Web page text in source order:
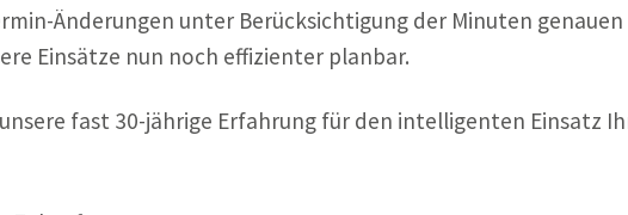
Änderungen unter Berücksichtigung der Minuten genauen
Einsätze nun noch effizienter planbar.
fast 30-jährige Erfahrung für den intelligenten Einsatz